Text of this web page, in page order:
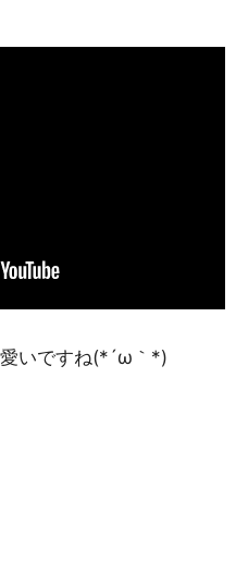
いですね(*´ω｀*)